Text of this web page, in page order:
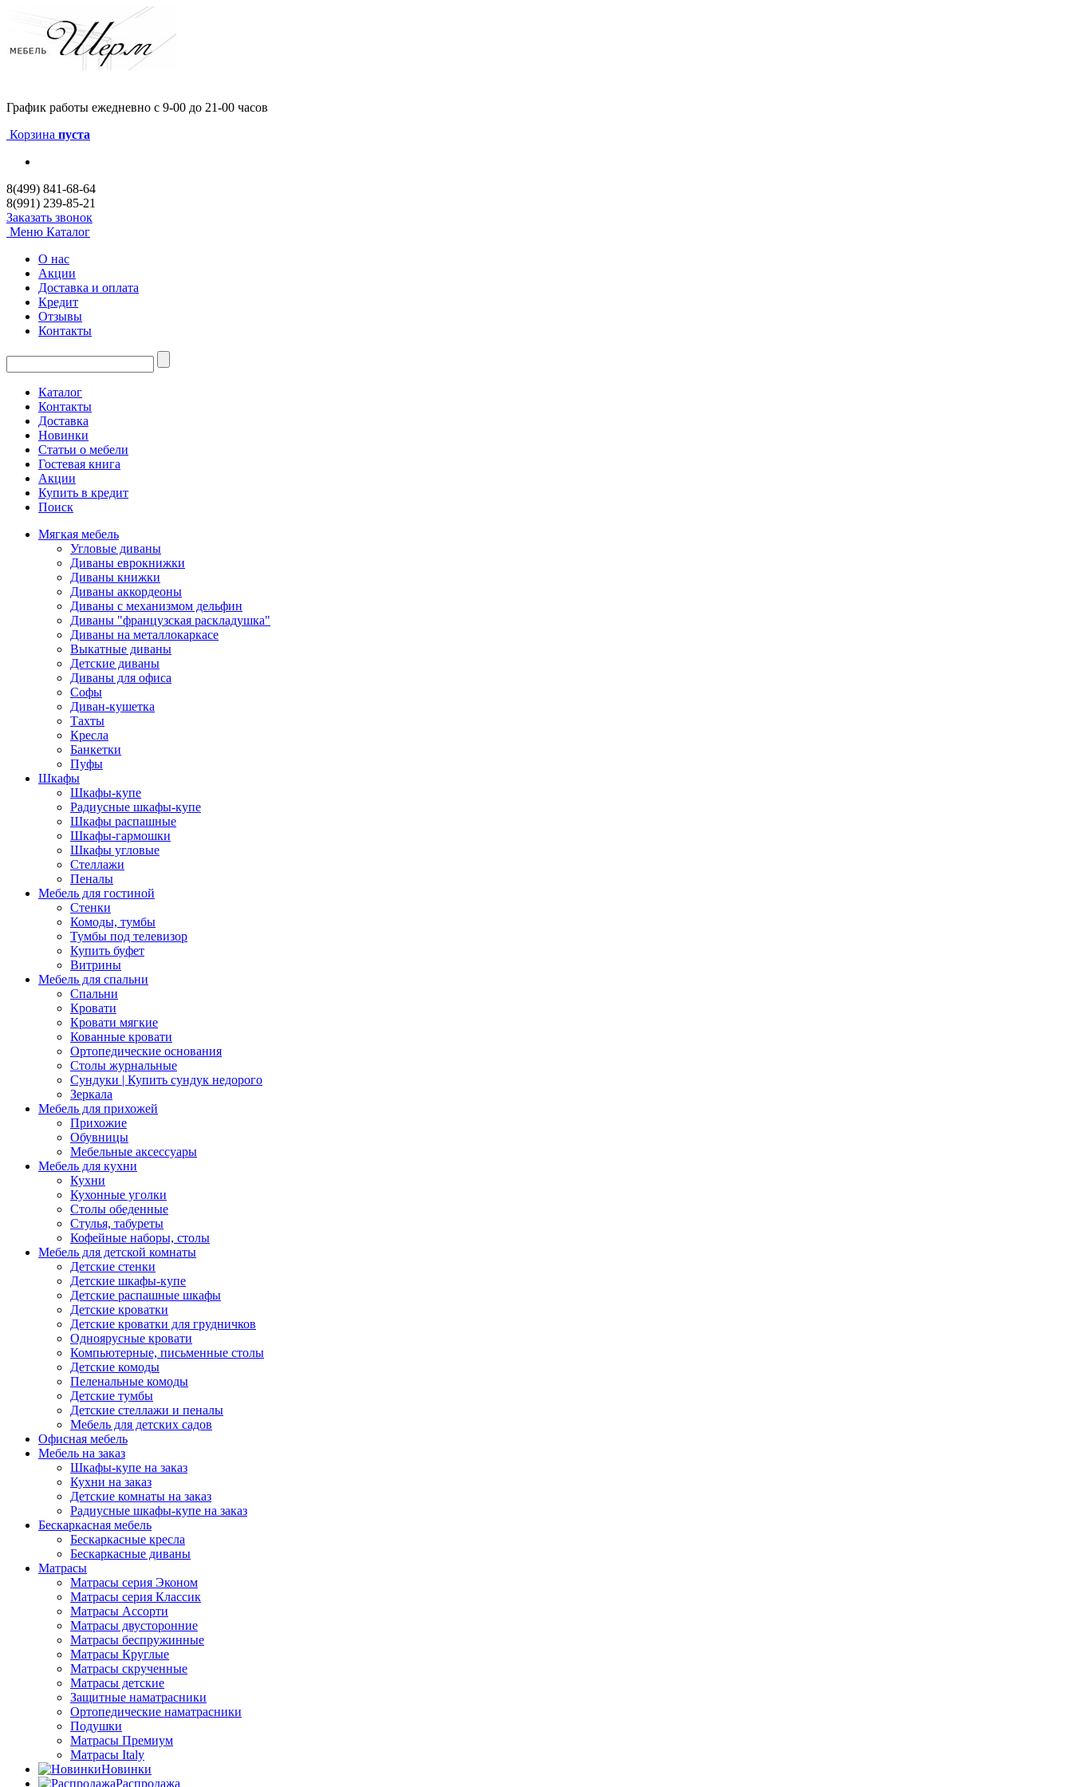
График работы ежедневно с 9-00 до 21-00 часов
Корзина пуста
8(499) 841-68-64
8(991) 239-85-21
Заказать звонок
Меню Каталог
О нас
Акции
Доставка и оплата
Кредит
Отзывы
Контакты
Каталог
Контакты
Доставка
Новинки
Статьи о мебели
Гостевая книга
Акции
Купить в кредит
Поиск
Мягкая мебель
Угловые диваны
Диваны еврокнижки
Диваны книжки
Диваны аккордеоны
Диваны с механизмом дельфин
Диваны "французская раскладушка"
Диваны на металлокаркасе
Выкатные диваны
Детские диваны
Диваны для офиса
Софы
Диван-кушетка
Тахты
Кресла
Банкетки
Пуфы
Шкафы
Шкафы-купе
Радиусные шкафы-купе
Шкафы распашные
Шкафы-гармошки
Шкафы угловые
Стеллажи
Пеналы
Мебель для гостиной
Стенки
Комоды, тумбы
Тумбы под телевизор
Купить буфет
Витрины
Мебель для спальни
Спальни
Кровати
Кровати мягкие
Кованные кровати
Ортопедические основания
Столы журнальные
Сундуки | Купить сундук недорого
Зеркала
Мебель для прихожей
Прихожие
Обувницы
Мебельные аксессуары
Мебель для кухни
Кухни
Кухонные уголки
Столы обеденные
Стулья, табуреты
Кофейные наборы, столы
Мебель для детской комнаты
Детские стенки
Детские шкафы-купе
Детские распашные шкафы
Детские кроватки
Детские кроватки для грудничков
Одноярусные кровати
Компьютерные, письменные столы
Детские комоды
Пеленальные комоды
Детские тумбы
Детские стеллажи и пеналы
Мебель для детских садов
Офисная мебель
Мебель на заказ
Шкафы-купе на заказ
Кухни на заказ
Детские комнаты на заказ
Радиусные шкафы-купе на заказ
Бескаркасная мебель
Бескаркасные кресла
Бескаркасные диваны
Матрасы
Матрасы серия Эконом
Матрасы серия Классик
Матрасы Ассорти
Матрасы двусторонние
Матрасы беспружинные
Матрасы Круглые
Матрасы скрученные
Матрасы детские
Защитные наматрасники
Ортопедические наматрасники
Подушки
Матрасы Премиум
Матрасы Italy
Новинки
Распродажа